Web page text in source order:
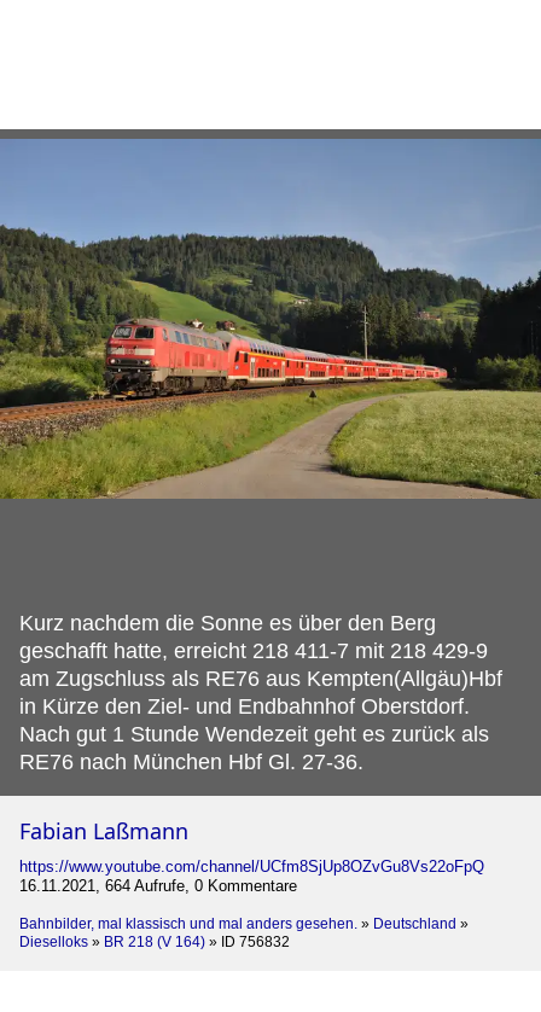
Kurz nachdem die Sonne es über den Berg
geschafft hatte, erreicht 218 411-7 mit 218 429-9
am Zugschluss als RE76 aus Kempten(Allgäu)Hbf
in Kürze den Ziel- und Endbahnhof Oberstdorf.
Nach gut 1 Stunde Wendezeit geht es zurück als
RE76 nach München Hbf Gl. 27-36.
Fabian Laßmann
https://www.youtube.com/channel/UCfm8SjUp8OZvGu8Vs22oFpQ
16.11.2021, 664 Aufrufe, 0 Kommentare
Bahnbilder, mal klassisch und mal anders gesehen. » Deutschland »
Dieselloks » BR 218 (V 164) » ID 756832